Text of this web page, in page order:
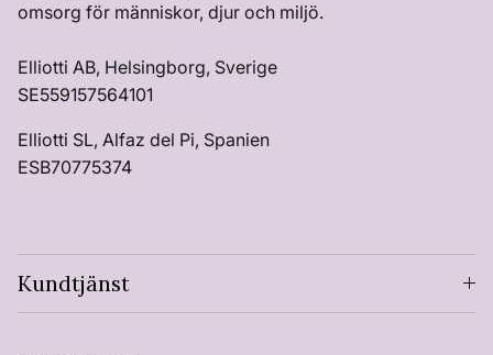
omsorg för människor, djur och miljö.
Elliotti AB, Helsingborg, Sverige
SE559157564101
Elliotti SL, Alfaz del Pi, Spanien
ESB70775374
Kundtjänst